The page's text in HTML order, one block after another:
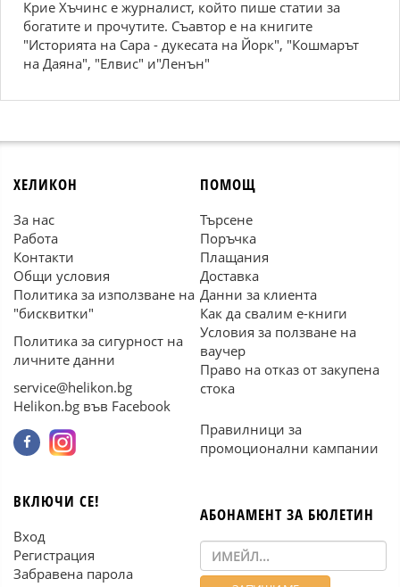
Крие Хъчинс е журналист, който пише статии за
богатите и прочутите. Съавтор е на книгите
"Историята на Сара - дукесата на Йорк", "Кошмарът
на Даяна", "Елвис" и"Ленън"
ХЕЛИКОН
За нас
Работа
Контакти
Общи условия
Политика за използване на
"бисквитки"
Политика за сигурност на
личните данни
service@helikon.bg
Helikon.bg във Facebook
ПОМОЩ
Търсене
Поръчка
Плащания
Доставка
Данни за клиента
Как да свалим е-книги
Условия за ползване на
ваучер
Право на отказ от закупена
стока
Правилници за
промоционални кампании
ВКЛЮЧИ СЕ!
Вход
Регистрация
Забравена парола
АБОНАМЕНТ ЗА БЮЛЕТИН